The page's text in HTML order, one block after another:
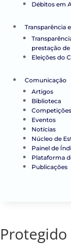
Débitos em
Transparência
prestação
Eleições do
Comunicação
Artigos
Biblioteca
Eventos
Notícias
Núcleo de
Painel de
Plataforma
Publicações